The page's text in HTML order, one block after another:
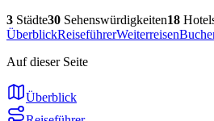
3 Städte30 Sehenswürdigkeiten18
ÜberblickReiseführerWeiterreisen
Auf dieser Seite
Überblick